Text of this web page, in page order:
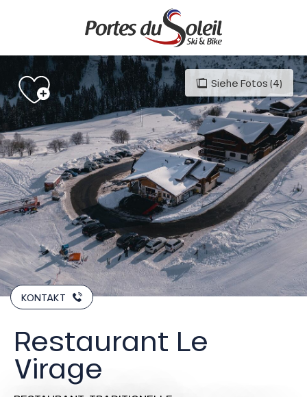
principal
Siehe Fotos (4)
KONTAKT
Restaurant Le
Virage